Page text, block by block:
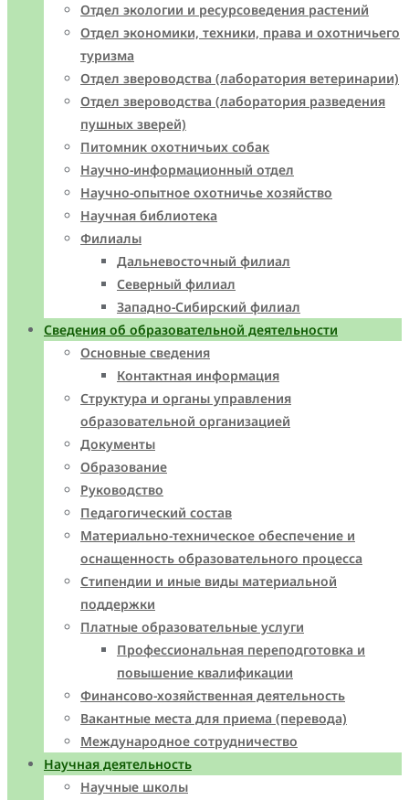
Отдел экологии и ресурсоведения растений
Отдел экономики, техники, права и охотничьего
туризма
Отдел звероводства (лаборатория ветеринарии)
Отдел звероводства (лаборатория разведения
пушных зверей)
Питомник охотничьих собак
Научно-информационный отдел
Научно-опытное охотничье хозяйство
Научная библиотека
Филиалы
Дальневосточный филиал
Северный филиал
Западно-Cибирский филиал
Сведения об образовательной деятельности
Основные сведения
Контактная информация
Структура и органы управления
образовательной организацией
Документы
Образование
Руководство
Педагогический состав
Материально-техническое обеспечение и
оснащенность образовательного процесса
Стипендии и иные виды материальной
поддержки
Платные образовательные услуги
Профессиональная переподготовка и
повышение квалификации
Финансово-хозяйственная деятельность
Вакантные места для приема (перевода)
Международное сотрудничество
Научная деятельность
Научные школы